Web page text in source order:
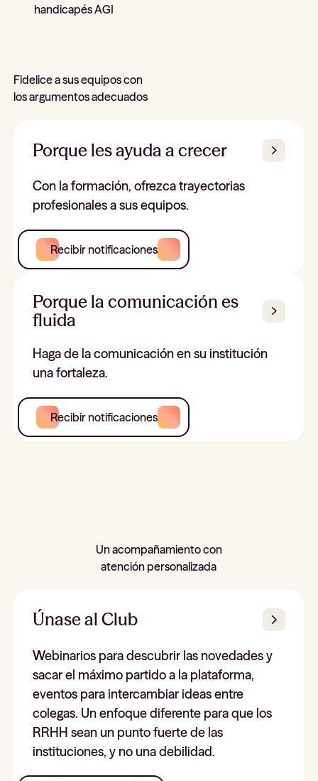
handicapés AGI
Fidelice a sus equipos con
los argumentos adecuados
Porque les ayuda a crecer
Con la formación, ofrezca trayectorias
profesionales a sus equipos.
Recibir notificaciones
Porque la comunicación es
fluida
Haga de la comunicación en su institución
una fortaleza.
Recibir notificaciones
Un acompañamiento con
atención personalizada
Únase al Club
Webinarios para descubrir las novedades y
sacar el máximo partido a la plataforma,
eventos para intercambiar ideas entre
colegas. Un enfoque diferente para que los
RRHH sean un punto fuerte de las
instituciones, y no una debilidad.